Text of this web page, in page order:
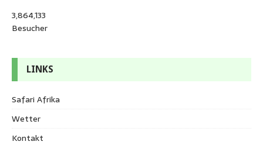
3,864,133
Besucher
LINKS
Safari Afrika
Wetter
Kontakt